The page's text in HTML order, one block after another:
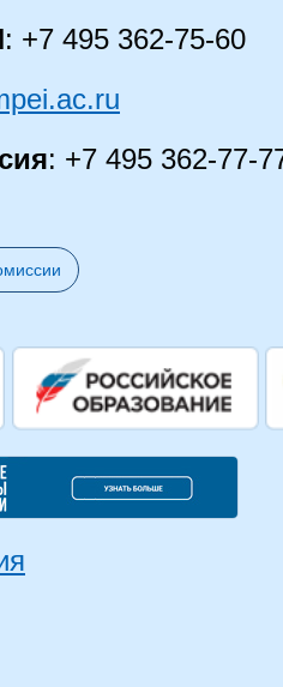
: +7 495 362-75-60
: +7 495 362-77-